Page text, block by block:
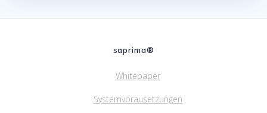
saprima®
Whitepaper
Systemvorausetzungen